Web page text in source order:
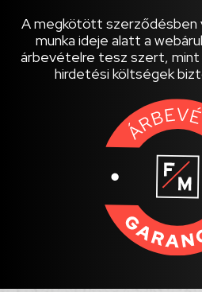
A megkötött szerződésben
munka ideje alatt a
árbevételre tesz szert, mint
hirdetési költségek